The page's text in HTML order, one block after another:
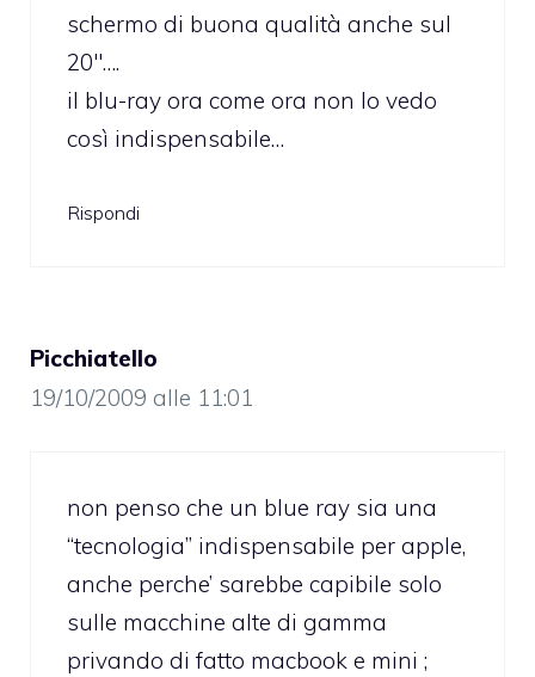
schermo di buona qualità anche sul
20″….
il blu-ray ora come ora non lo vedo
così indispensabile…
Rispondi
Picchiatello
19/10/2009 alle 11:01
non penso che un blue ray sia una
“tecnologia” indispensabile per apple,
anche perche’ sarebbe capibile solo
sulle macchine alte di gamma
privando di fatto macbook e mini ;